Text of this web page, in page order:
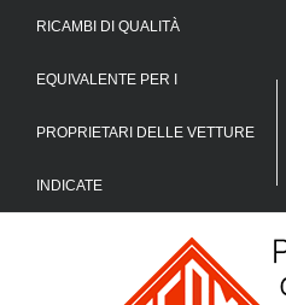
RICAMBI DI QUALITÀ
EQUIVALENTE PER I
PROPRIETARI DELLE VETTURE
INDICATE